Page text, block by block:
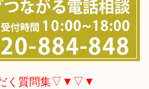
く質問集▽▼▽▼